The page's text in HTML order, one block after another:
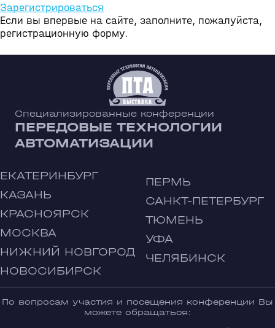
Зарегистрироваться
Если вы впервые на сайте, заполните, пожалуйста,
регистрационную форму.
Специализированные конференции
ПЕРЕДОВЫЕ ТЕХНОЛОГИИ
АВТОМАТИЗАЦИИ
ЕКАТЕРИНБУРГ
КАЗАНЬ
КРАСНОЯРСК
МОСКВА
НИЖНИЙ НОВГОРОД
НОВОСИБИРСК
ПЕРМЬ
САНКТ-ПЕТЕРБУРГ
ТЮМЕНЬ
УФА
ЧЕЛЯБИНСК
По вопросам участия и посещения конференции Вы
можете обращаться: